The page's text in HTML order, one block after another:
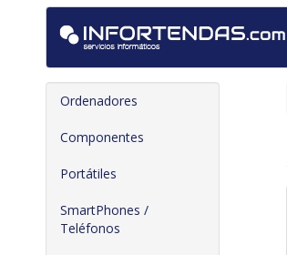
Ordenadores
Componentes
Portátiles
SmartPhones /
Teléfonos